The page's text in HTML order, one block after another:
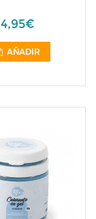
4,95€
AÑADIR